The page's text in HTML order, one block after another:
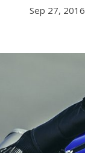
Sep 27, 2016